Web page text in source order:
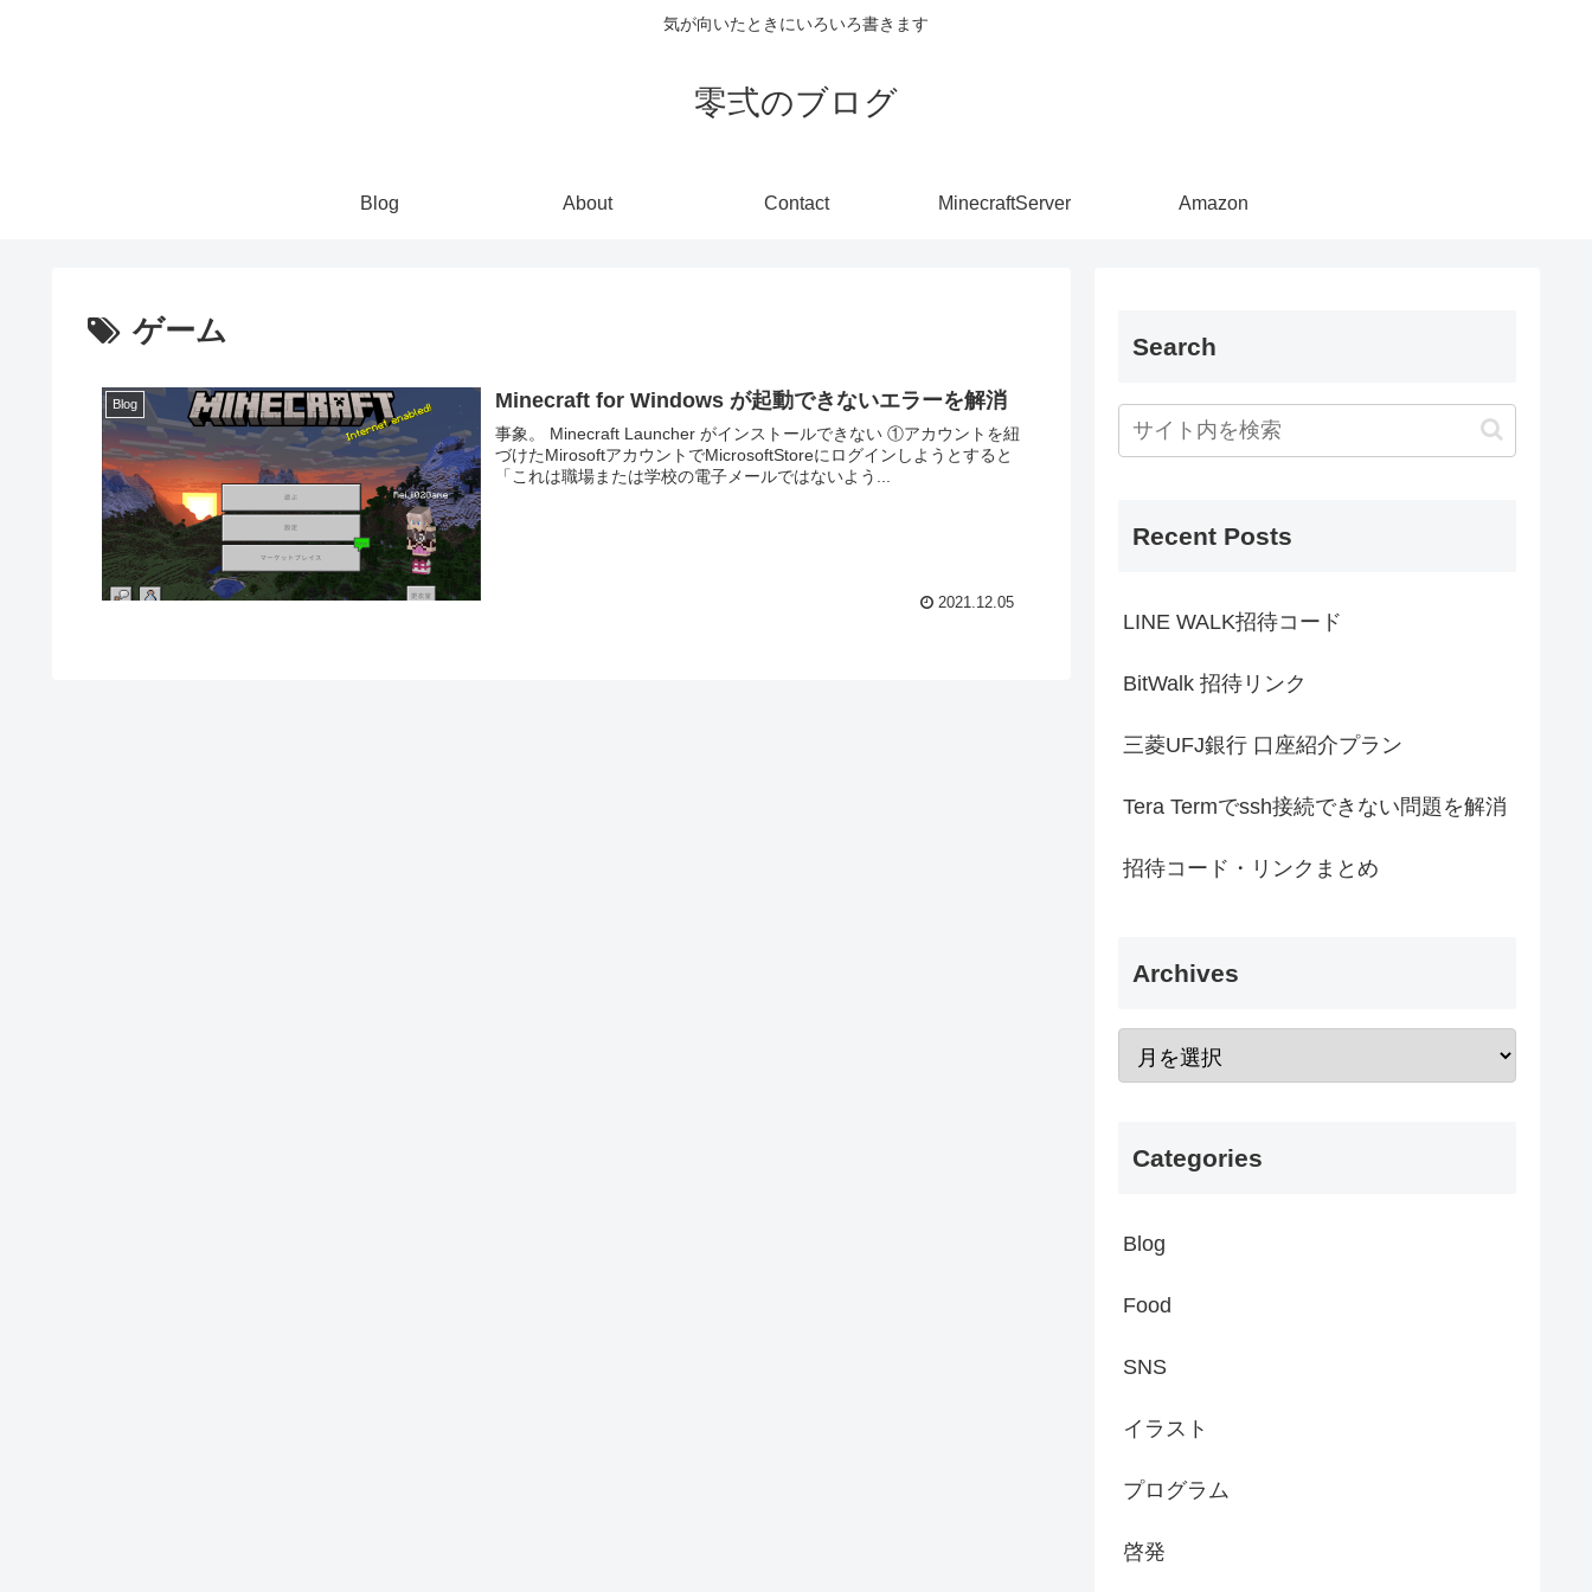
気が向いたときにいろいろ書きます
零弍のブログ
Blog About Contact MinecraftServer Amazon
ゲーム
Blog Minecraft for Windows が起動できないエラーを解消
事象。 Minecraft Launcher がインストールできない ①アカウントを紐
づけたMirosoftアカウントでMicrosoftStoreにログインしようとすると
「これは職場または学校の電子メールではないよう...
2021.12.05
Search
Recent Posts
LINE WALK招待コード
BitWalk 招待リンク
三菱UFJ銀行 口座紹介プラン
Tera Termでssh接続できない問題を解消
招待コード・リンクまとめ
Archives
Categories
Blog
Food
SNS
イラスト
プログラム
啓発